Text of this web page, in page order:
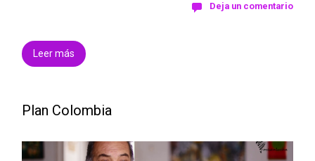
Deja un comentario
Leer más
Plan Colombia